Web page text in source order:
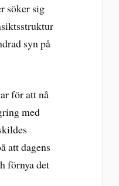
söker sig
syn på
för att nå
med
att dagens
förnya det